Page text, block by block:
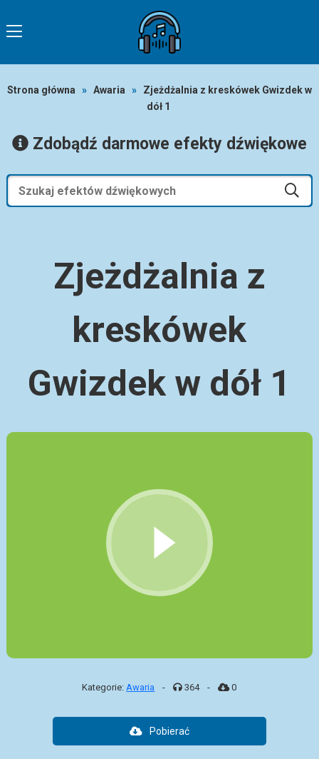
Strona główna » Awaria »
Zjeżdżalnia z kreskówek Gwizdek w
dół 1
Zdobądź darmowe efekty dźwiękowe
Zjeżdżalnia z
kreskówek
Gwizdek w dół 1
Kategorie:Awaria - 364 - 0
Pobierać